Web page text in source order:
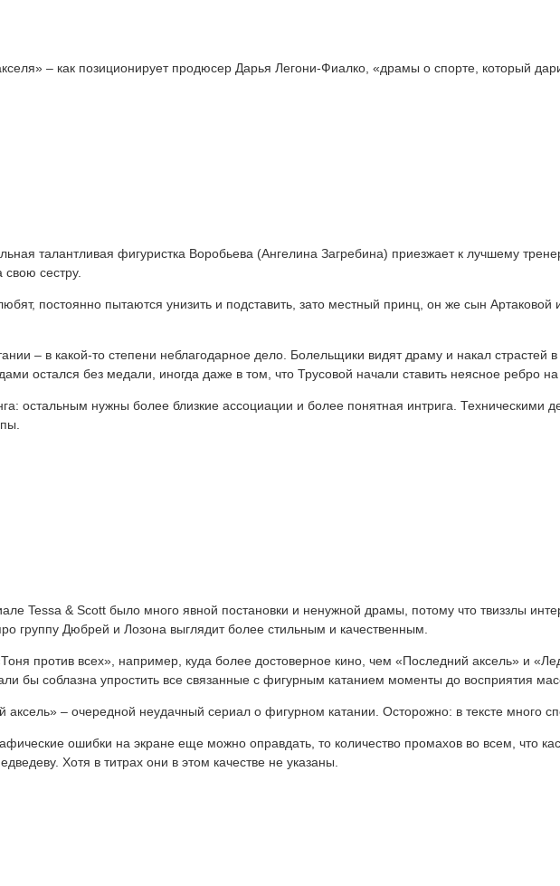
– как позиционирует продюсер Дарья Легони-Фиалко, «драмы о спорте, который
талантливая фигуристка Воробьева (Ангелина Загребина) приезжает к лучшему
сестру.
постоянно пытаются унизить и подставить, зато местный принц, он же сын
– в какой-то степени неблагодарное дело. Болельщики видят драму и накал страстей
остался без медали, иногда даже в том, что Трусовой начали ставить неясное ребро
остальным нужны более близкие ассоциации и более понятная интрига. Техническими
Tessa & Scott было много явной постановки и ненужной драмы, потому что твиззлы
группу Дюбрей и Лозона выглядит более стильным и качественным.
против всех», например, куда более достоверное кино, чем «Последний аксель» и
бы соблазна упростить все связанные с фигурным катанием моменты до восприятия
– очередной неудачный сериал о фигурном катании. Осторожно: в тексте много
ошибки на экране еще можно оправдать, то количество промахов во всем, что
Хотя в титрах они в этом качестве не указаны.